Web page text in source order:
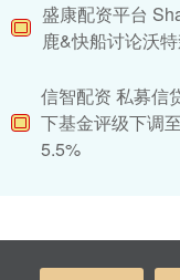
盛康配资平台
鹿&快船讨论沃
信智配资 私募信
下基金评级下调
5.5%